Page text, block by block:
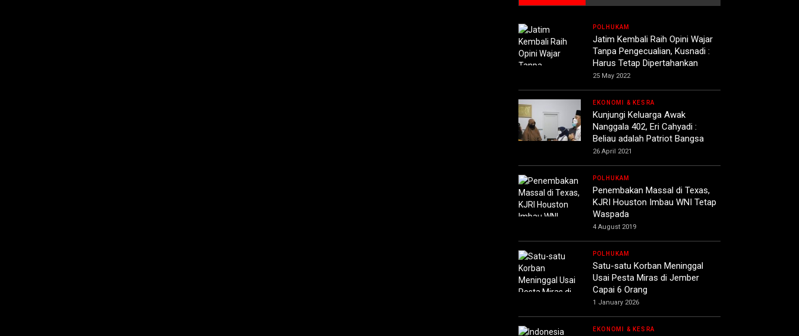
POLHUKAM
Jatim Kembali Raih Opini Wajar
Tanpa Pengecualian, Kusnadi :
Harus Tetap Dipertahankan
25 May 2022
EKONOMI & KESRA
Kunjungi Keluarga Awak
Nanggala 402, Eri Cahyadi :
Beliau adalah Patriot Bangsa
26 April 2021
POLHUKAM
Penembakan Massal di Texas,
KJRI Houston Imbau WNI Tetap
Waspada
4 August 2019
POLHUKAM
Satu-satu Korban Meninggal
Usai Pesta Miras di Jember
Capai 6 Orang
1 January 2026
EKONOMI & KESRA